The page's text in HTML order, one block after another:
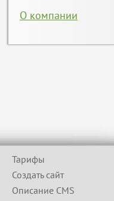
О компании
Тарифы
Создать сайт
Описание CMS